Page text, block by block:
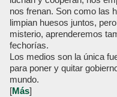
nos frenan. Son como las
limpian huesos juntos,
misterio, aprenderemos
fechorías.
Los medios son la única
para poner y quitar
mundo.
[Más]